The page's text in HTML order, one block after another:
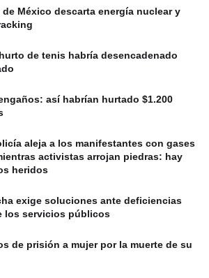
de México descarta energía nuclear y
de tenis habría desencadenado
así habrían hurtado $1.200
aleja a los manifestantes con gases
activistas arrojan piedras: hay
heridos
exige soluciones ante deficiencias
los servicios públicos
de prisión a mujer por la muerte de su